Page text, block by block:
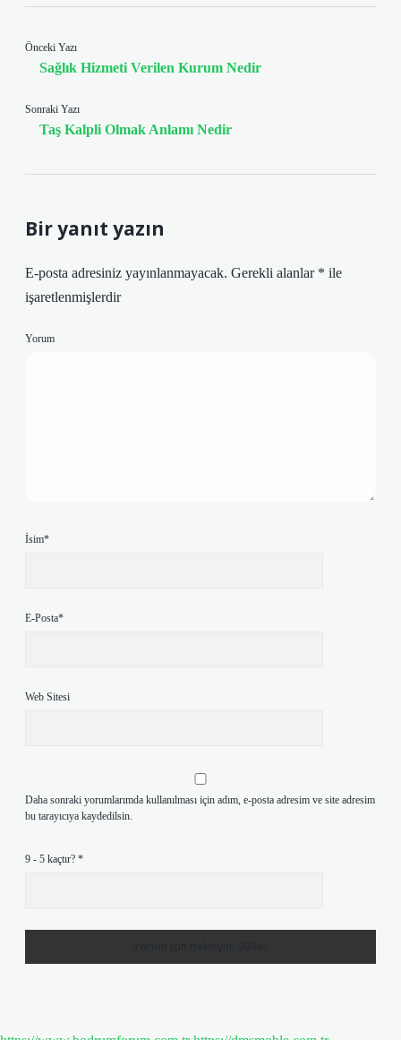
Önceki Yazı
Sağlık Hizmeti Verilen Kurum Nedir
Sonraki Yazı
Taş Kalpli Olmak Anlamı Nedir
Bir yanıt yazın
E-posta adresiniz yayınlanmayacak. Gerekli alanlar * ile
işaretlenmişlerdir
Yorum
İsim*
E-Posta*
Web Sitesi
Daha sonraki yorumlarımda kullanılması için adım, e-posta adresim ve site adresim
bu tarayıcıya kaydedilsin.
9 - 5 kaçtır? *